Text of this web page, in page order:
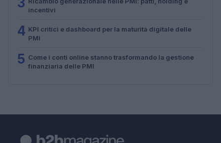
incentivi
4 KPI critici e dashboard per la maturità digitale delle
PMI
5 Come i conti online stanno trasformando la gestione
finanziaria delle PMI